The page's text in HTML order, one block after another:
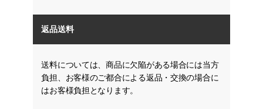
返品送料
送料については、商品に欠陥がある場合には当方
負担、お客様のご都合による返品・交換の場合に
はお客様負担となります。